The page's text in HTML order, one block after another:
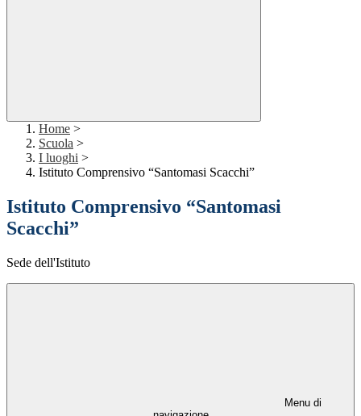
Home >
Scuola >
I luoghi >
Istituto Comprensivo “Santomasi Scacchi”
Istituto Comprensivo “Santomasi
Scacchi”
Sede dell'Istituto
Menu di